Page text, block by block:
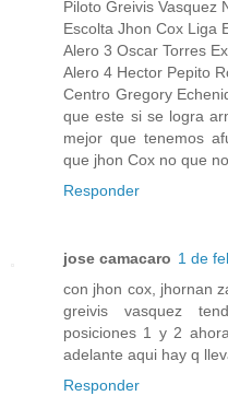
Piloto Greivis Vasquez
Escolta Jhon Cox Liga
Alero 3 Oscar Torres
Alero 4 Hector Pepito
Centro Gregory
que este si se logra
mejor que tenemos
que jhon Cox no que
Responder
jose camacaro 1 de
con jhon cox, jhornan
greivis vasquez
posiciones 1 y 2
adelante aqui hay q
Responder